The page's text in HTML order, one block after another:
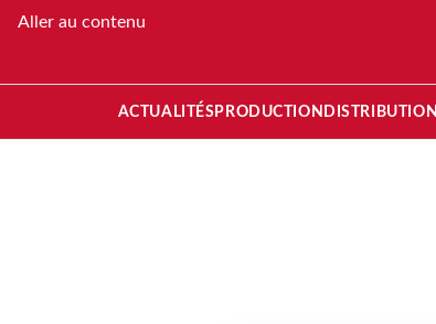
Aller au contenu
ACTUALITÉS PRODUCTION DISTRIBUTION